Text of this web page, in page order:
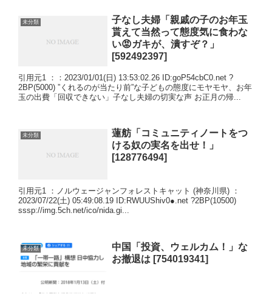
未分類
子なし夫婦「親戚の子のお年玉
貰えて当然って態度気に食わな
い😡ガキが、潰すぞ？」
[592492397]
引用元1 ：：2023/01/01(日) 13:53:02.26 ID:goP54cbC0.net ?
2BP(5000) ”くれるのが当たり前”な子どもの態度にモヤモヤ、お年
玉の出費「回収できない」子なし夫婦の切実な声 お正月の帰...
未分類
蓮舫「コミュニティノートをつ
ける奴の実名を出せ！」
[128776494]
引用元1 ：ノルウェージャンフォレストキャット (神奈川県) ：
2023/07/22(土) 05:49:08.19 ID:RWUUShiv0●.net ?2BP(10500)
sssp://img.5ch.net/ico/nida.gi...
未分類
中国「投資、ウェルカム！」な
お撤退は [754019341]